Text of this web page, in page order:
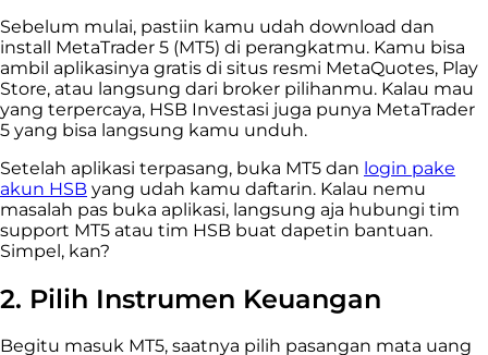
Sebelum mulai, pastiin kamu udah download dan
install MetaTrader 5 (MT5) di perangkatmu. Kamu bisa
ambil aplikasinya gratis di situs resmi MetaQuotes, Play
Store, atau langsung dari broker pilihanmu. Kalau mau
yang terpercaya, HSB Investasi juga punya MetaTrader
5 yang bisa langsung kamu unduh.
Setelah aplikasi terpasang, buka MT5 dan login pake
akun HSB yang udah kamu daftarin. Kalau nemu
masalah pas buka aplikasi, langsung aja hubungi tim
support MT5 atau tim HSB buat dapetin bantuan.
Simpel, kan?
2. Pilih Instrumen Keuangan
Begitu masuk MT5, saatnya pilih pasangan mata uang